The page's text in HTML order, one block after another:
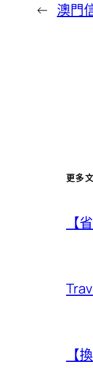
← 澳門
更多
【
【